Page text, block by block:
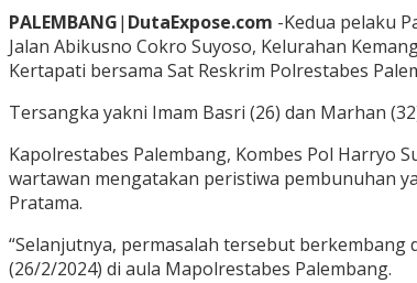
PALEMBANG| DutaExpose.com -Kedua pelaku
Jalan Abikusno Cokro Suyoso, Kelurahan
Kertapati bersama Sat Reskrim Polrestabes
Tersangka yakni Imam Basri (26) dan Marhan
Kapolrestabes Palembang, Kombes Pol Harryo
wartawan mengatakan peristiwa pembunuhan
Pratama.
“Selanjutnya, permasalah tersebut
(26/2/2024) di aula Mapolrestabes Palembang.